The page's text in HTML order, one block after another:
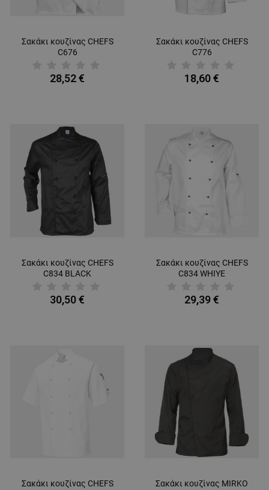
Σακάκι κουζίνας CHEFS
C676
28,52 €
Σακάκι κουζίνας CHEFS
C776
18,60 €
Σακάκι κουζίνας CHEFS
C834 BLACK
30,50 €
Σακάκι κουζίνας CHEFS
C834 WHIYE
29,39 €
Σακάκι κουζίνας CHEFS
Σακάκι κουζίνας MIRKO